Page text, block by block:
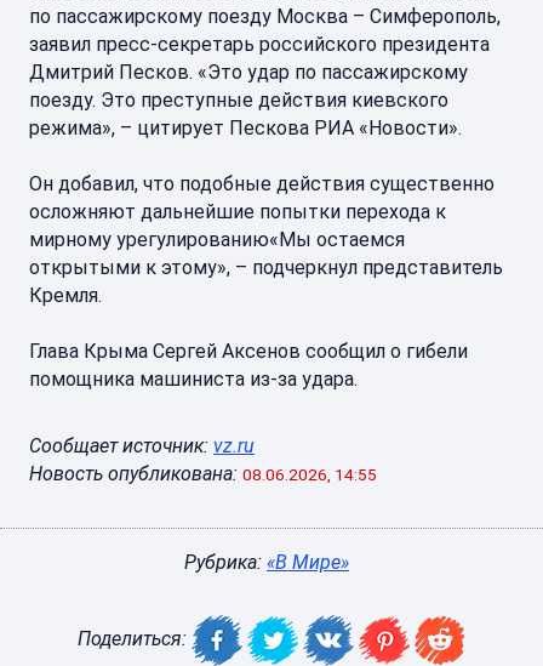
по пассажирскому поезду Москва – Симферополь,
заявил пресс-секретарь российского президента
Дмитрий Песков. «Это удар по пассажирскому
поезду. Это преступные действия киевского
режима», – цитирует Пескова РИА «Новости».
Он добавил, что подобные действия существенно
осложняют дальнейшие попытки перехода к
мирному урегулированию«Мы остаемся
открытыми к этому», – подчеркнул представитель
Кремля.
Глава Крыма Сергей Аксенов сообщил о гибели
помощника машиниста из-за удара.
Сообщает источник: vz.ru
Новость опубликована: 08.06.2026, 14:55
Рубрика: «В Мире»
Поделиться: